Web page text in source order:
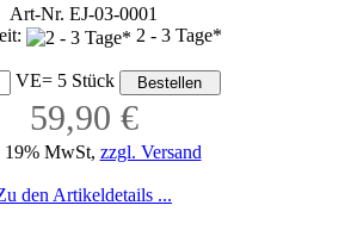
Art-Nr. EJ-03-0001
2 - 3 Tage*
VE= 5 Stück
59,90 €
MwSt, zzgl. Versand
den Artikeldetails ...